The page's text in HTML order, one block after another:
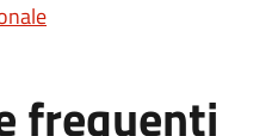
frequenti